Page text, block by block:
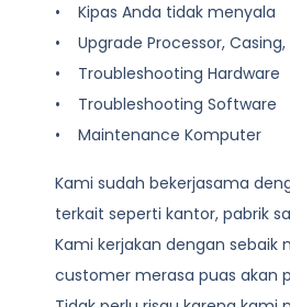
• Kipas Anda tidak menyala
• Upgrade Processor, Casing,
• Troubleshooting Hardware
• Troubleshooting Software
• Maintenance Komputer
Kami sudah bekerjasama
terkait seperti kantor, pabrik
Kami kerjakan dengan sebaik
customer merasa puas akan